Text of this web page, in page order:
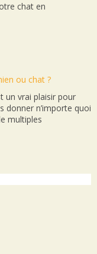
chat en
ou chat ?
un vrai plaisir pour
donner n’importe quoi
multiples